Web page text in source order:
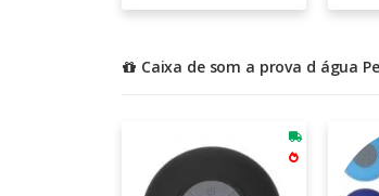
Caixa de som a prova d água